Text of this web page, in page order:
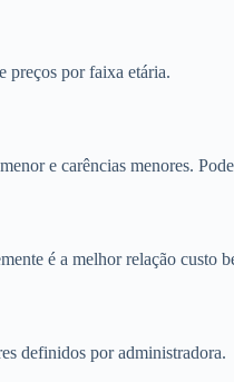
preços por faixa etária.
e carências menores.
é a melhor relação custo
definidos por administradora.